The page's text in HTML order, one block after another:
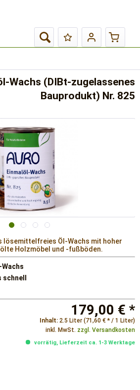
Wachs (DIBt-zugelassenes
Bauprodukt) Nr. 825
lösemittelfreies Öl-Wachs mit hoher
Holzmöbel und -fußböden.
179,00 € *
Inhalt: 2.5 Liter (71,60 € * / 1 Liter)
inkl. MwSt. zzgl. Versandkosten
vorrätig, Lieferzeit ca. 1-3 Werktage